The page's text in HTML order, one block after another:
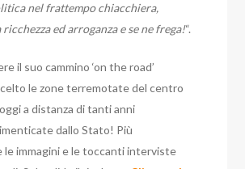
nel frattempo chiacchiera,
ricchezza ed arroganza e se ne frega!“.
il suo cammino ‘on the road’
le zone terremotate del centro
a distanza di tanti anni
dallo Stato! Più
le immagini e le toccanti interviste